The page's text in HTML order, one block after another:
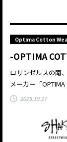
Optima Cotton
-OPTIMA
ロサンゼルスの南
メーカー「OPTIMA
2025.10.27